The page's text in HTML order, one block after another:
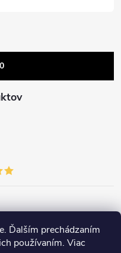
Ďalším prechádzaním
používaním. Viac